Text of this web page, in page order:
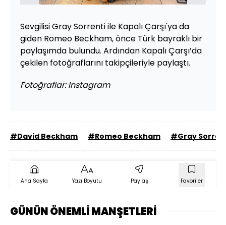
Sevgilisi Gray Sorrenti ile Kapalı Çarşı'ya da
giden Romeo Beckham, önce Türk bayraklı bir
paylaşımda bulundu. Ardından Kapalı Çarşı’da
çekilen fotoğraflarını takipçileriyle paylaştı.
Fotoğraflar: Instagram
#David Beckham #Romeo Beckham #Gray
Ana Sayfa Yazı Boyutu Paylaş Favoriler
GÜNÜN ÖNEMLİ MANŞETLERİ